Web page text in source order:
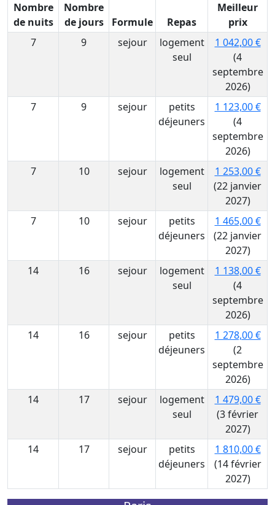
Nombre
de nuits
Nombre
de jours
Formule Repas
Meilleur
prix
7
9 sejour
logement
seul
1 042,00 €
(4
septembre
2026)
7
9 sejour
petits
déjeuners
1 123,00 €
(4
septembre
2026)
7
10 sejour
logement
seul
1 253,00 €
(22 janvier
2027)
7
10 sejour
petits
déjeuners
1 465,00 €
(22 janvier
2027)
14
16 sejour
logement
seul
1 138,00 €
(4
septembre
2026)
14
16 sejour
petits
déjeuners
1 278,00 €
(2
septembre
2026)
14
17 sejour
logement
seul
1 479,00 €
(3 février
2027)
14
17 sejour
petits
déjeuners
1 810,00 €
(14 février
2027)